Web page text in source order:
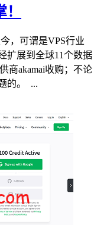
，可谓是VPS行业
扩展到全球11个数据
商akamai收购；不论
的。 ...